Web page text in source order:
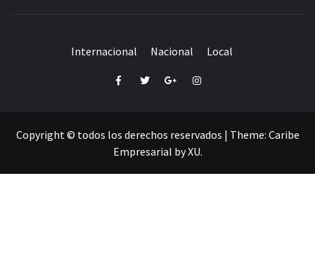
Internacional Nacional Local
FacebookTwitterGoogle+Instagram
Copyright © todos los derechos reservados | Theme: Caribe
Empresarial byXU.